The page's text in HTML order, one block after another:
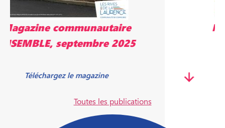
Magazine communautaire
ENSEMBLE, mai 2025
Télécharger le magazine
Toutes les publications